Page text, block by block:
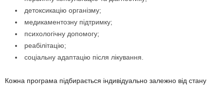
детоксикацію організму;
медикаментозну підтримку;
психологічну допомогу;
реабілітацію;
соціальну адаптацію після лікування.
Кожна програма підбирається індивідуально залежно від стану